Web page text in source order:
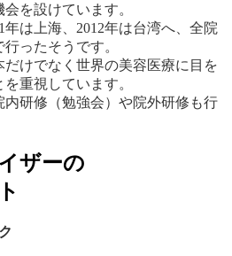
を設けています。
年は上海、2012年は台湾へ、全院
ったそうです。
けでなく世界の美容医療に目を
重視しています。
内研修（勉強会）や院外研修も行
ザーの